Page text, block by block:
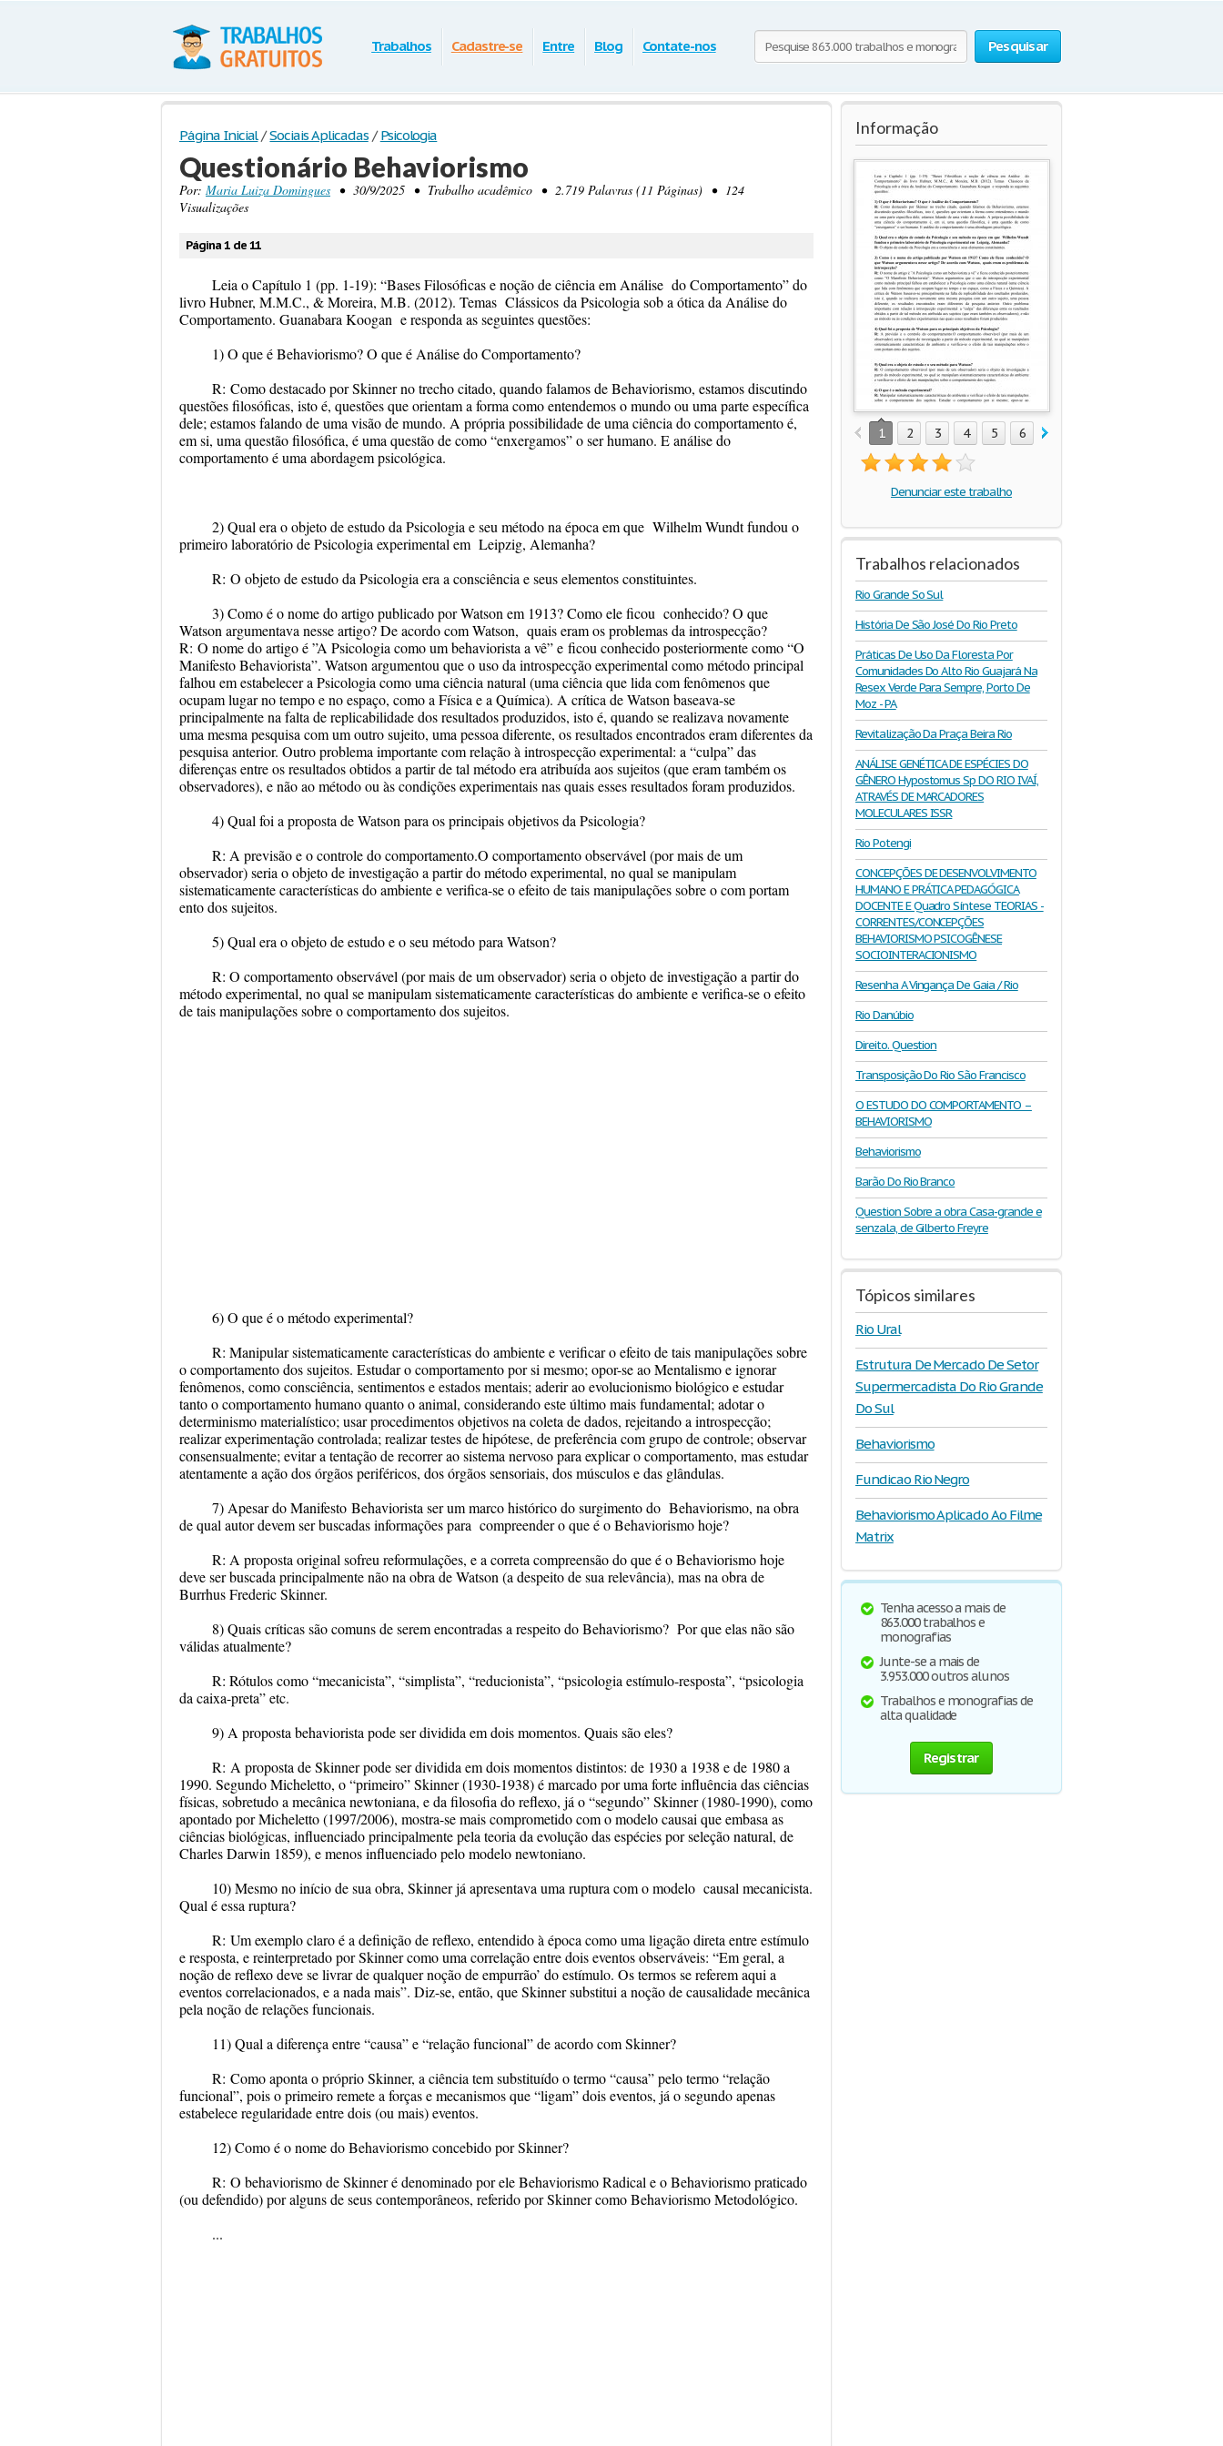
Pesquisar
Trabalhos Cadastre-se Entre Blog Contate-nos
Página Inicial / Sociais Aplicadas / Psicologia
Questionário Behaviorismo
Por: Maria Luiza Domingues • 30/9/2025 • Trabalho acadêmico • 2.719 Palavras (11 Páginas) • 124
Visualizações
Página 1 de 11
Leia o Capítulo 1 (pp. 1-19): “Bases Filosóficas e noção de ciência em Análise do Comportamento” do
livro Hubner, M.M.C., & Moreira, M.B. (2012). Temas Clássicos da Psicologia sob a ótica da Análise do
Comportamento. Guanabara Koogan e responda as seguintes questões:
1) O que é Behaviorismo? O que é Análise do Comportamento?
R: Como destacado por Skinner no trecho citado, quando falamos de Behaviorismo, estamos discutindo
questões filosóficas, isto é, questões que orientam a forma como entendemos o mundo ou uma parte específica
dele; estamos falando de uma visão de mundo. A própria possibilidade de uma ciência do comportamento é,
em si, uma questão filosófica, é uma questão de como “enxergamos” o ser humano. E análise do
comportamento é uma abordagem psicológica.
2) Qual era o objeto de estudo da Psicologia e seu método na época em que Wilhelm Wundt fundou o
primeiro laboratório de Psicologia experimental em Leipzig, Alemanha?
R: O objeto de estudo da Psicologia era a consciência e seus elementos constituintes.
3) Como é o nome do artigo publicado por Watson em 1913? Como ele ficou conhecido? O que
Watson argumentava nesse artigo? De acordo com Watson, quais eram os problemas da introspecção?
R: O nome do artigo é”A Psicologia como um behaviorista a vê” e ficou conhecido posteriormente como“O
ManifestoBehaviorista”. Watson argumentou que o uso da introspecção experimental como método principal
falhou em estabelecer a Psicologia como uma ciência natural (uma ciência que lida com fenômenos que
ocupam lugar no tempo e no espaço, como a Física e a Química). A crítica de Watson baseava-se
principalmente na falta de replicabilidade dos resultados produzidos, isto é, quando se realizava novamente
uma mesma pesquisa com um outro sujeito, uma pessoa diferente, os resultados encontrados eram diferentes da
pesquisa anterior. Outro problema importante com relação à introspecção experimental: a “culpa” das
diferenças entre os resultados obtidos a partir de tal método era atribuída aos sujeitos (que eram também os
observadores), e não ao método ou às condições experimentais nas quais esses resultados foram produzidos.
4) Qual foi a proposta de Watson para os principais objetivos da Psicologia?
R: A previsão e o controle do comportamento.O comportamento observável (por mais de um
observador) seria o objeto de investigação a partir do método experimental, no qual se manipulam
sistematicamente características do ambiente e verifica-se o efeito de tais manipulações sobre o com portam
ento dos sujeitos.
5) Qual era o objeto de estudo e o seu método para Watson?
R: O comportamento observável (por mais de um observador) seria o objeto de investigação a partir do
método experimental, no qual se manipulam sistematicamente características do ambiente e verifica-se o efeito
de tais manipulações sobre o comportamento dos sujeitos.
6) O que é o método experimental?
R: Manipular sistematicamente características do ambiente e verificar o efeito de tais manipulações sobre
o comportamento dos sujeitos. Estudar o comportamento por si mesmo; opor-se ao Mentalismo e ignorar
fenômenos, como consciência, sentimentos e estados mentais; aderir ao evolucionismo biológico e estudar
tanto o comportamento humano quanto o animal, considerando este último mais fundamental; adotar o
determinismo materialístico; usar procedimentos objetivos na coleta de dados, rejeitando a introspecção;
realizar experimentação controlada; realizar testes de hipótese, de preferência com grupo de controle; observar
consensualmente; evitar a tentação de recorrer ao sistema nervoso para explicar o comportamento, mas estudar
atentamente a ação dos órgãos periféricos, dos órgãos sensoriais, dos músculos e das glândulas.
7) Apesardo Manifesto Behaviorista ser um marco histórico do surgimento do Behaviorismo, na obra
de qual autor devem ser buscadas informações para compreender o que é o Behaviorismo hoje?
R: A proposta original sofreu reformulações, e a correta compreensão do que é o Behaviorismo hoje
deve ser buscada principalmente não na obra de Watson (a despeito de sua relevância), mas na obra de
Burrhus Frederic Skinner.
8) Quais críticas são comuns de serem encontradas a respeito do Behaviorismo? Por que elas não são
válidas atualmente?
R: Rótulos como “mecanicista”, “simplista”, “reducionista”, “psicologia estímulo-resposta”, “psicologia
da caixa-preta” etc.
9) A proposta behaviorista pode ser dividida em dois momentos. Quais são eles?
R: A proposta de Skinner pode ser dividida em dois momentos distintos: de 1930 a 1938 e de 1980 a
1990. Segundo Micheletto, o “primeiro” Skinner (1930-1938) é marcado por uma forte influência das ciências
físicas, sobretudo a mecânica newtoniana, e da filosofia do reflexo, já o “segundo” Skinner (1980-1990), como
apontado por Micheletto (1997/2006), mostra-se mais comprometido com o modelo causai que embasa as
ciências biológicas, influenciado principalmente pela teoria da evolução das espécies por seleção natural, de
Charles Darwin 1859), e menos influenciado pelo modelo newtoniano.
10) Mesmo no início de sua obra, Skinner já apresentava uma ruptura com o modelo causal mecanicista.
Qual é essa ruptura?
R: Um exemplo claro é a definição de reflexo, entendido à época como uma ligação direta entre estímulo
e resposta, e reinterpretado por Skinner como uma correlação entre dois eventos observáveis: “Em geral, a
noção de reflexo deve se livrar de qualquer noção de empurrão’ do estímulo. Os termos se referem aqui a
eventos correlacionados, e a nada mais”. Diz-se, então, que Skinner substitui a noção de causalidade mecânica
pela noção de relações funcionais.
11) Qual a diferença entre “causa” e “relação funcional” de acordo com Skinner?
R: Como aponta o próprio Skinner, a ciência tem substituído o termo “causa” pelo termo “relação
funcional”, pois o primeiro remete a forças e mecanismos que “ligam” dois eventos, já o segundo apenas
estabelece regularidade entre dois (ou mais) eventos.
12) Como é o nome do Behaviorismo concebido por Skinner?
R: O behaviorismo de Skinner é denominado por ele Behaviorismo Radical e o Behaviorismo praticado
(ou defendido) por alguns de seus contemporâneos, referido por Skinner como Behaviorismo Metodológico.
...
Informação
1 2 3 4 5 6
Denunciar este trabalho
Trabalhos relacionados
Rio Grande So Sul
História De São José Do Rio Preto
Práticas De Uso Da Floresta Por
Comunidades Do Alto Rio Guajará Na
Resex Verde Para Sempre, Porto De
Moz - PA
Revitalização Da Praça Beira Rio
ANÁLISE GENÉTICA DE ESPÉCIES DO
GÊNERO Hypostomus Sp DO RIO IVAÍ,
ATRAVÉS DE MARCADORES
MOLECULARES ISSR
Rio Potengi
CONCEPÇÕES DE DESENVOLVIMENTO
HUMANO E PRÁTICA PEDAGÓGICA
DOCENTE E Quadro Síntese TEORIAS -
CORRENTES/CONCEPÇÕES
BEHAVIORISMO PSICOGÊNESE
SOCIOINTERACIONISMO
Resenha A Vingança De Gaia / Rio
Rio Danúbio
Direito. Question
Transposição Do Rio São Francisco
O ESTUDO DO COMPORTAMENTO –
BEHAVIORISMO
Behaviorismo
Barão Do Rio Branco
Question Sobre a obra Casa-grande e
senzala, de Gilberto Freyre
Tópicos similares
Rio Ural
Estrutura De Mercado De Setor
Supermercadista Do Rio Grande
Do Sul
Behaviorismo
Fundicao Rio Negro
Behaviorismo Aplicado Ao Filme
Matrix
Tenha acesso a mais de
863.000 trabalhos e
monografias
Junte-se a mais de
3.953.000 outros alunos
Trabalhos e monografias de
alta qualidade
Registrar